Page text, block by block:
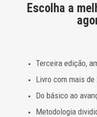
Escolha a
Terceira edição,
Livro com mais de
Do básico ao
Metodologia